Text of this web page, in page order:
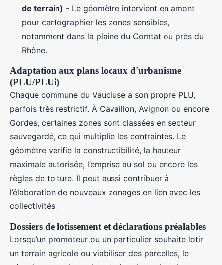
de terrain) - Le géomètre intervient en amont
pour cartographier les zones sensibles,
notamment dans la plaine du Comtat ou près du
Rhône.
Adaptation aux plans locaux d'urbanisme
(PLU/PLUi)
Chaque commune du Vaucluse a son propre PLU,
parfois très restrictif. À Cavaillon, Avignon ou encore
Gordes, certaines zones sont classées en secteur
sauvegardé, ce qui multiplie les contraintes. Le
géomètre vérifie la constructibilité, la hauteur
maximale autorisée, l’emprise au sol ou encore les
règles de toiture. Il peut aussi contribuer à
l’élaboration de nouveaux zonages en lien avec les
collectivités.
Dossiers de lotissement et déclarations préalables
Lorsqu’un promoteur ou un particulier souhaite lotir
un terrain agricole ou viabiliser des parcelles, le